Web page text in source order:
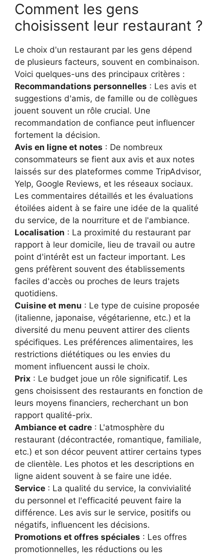
Comment les gens
choisissent leur restaurant ?
Le choix d'un restaurant par les gens dépend
de plusieurs facteurs, souvent en combinaison.
Voici quelques-uns des principaux critères :
Recommandations personnelles : Les avis et
suggestions d'amis, de famille ou de collègues
jouent souvent un rôle crucial. Une
recommandation de confiance peut influencer
fortement la décision.
Avis en ligne et notes : De nombreux
consommateurs se fient aux avis et aux notes
laissés sur des plateformes comme TripAdvisor,
Yelp, Google Reviews, et les réseaux sociaux.
Les commentaires détaillés et les évaluations
étoilées aident à se faire une idée de la qualité
du service, de la nourriture et de l'ambiance.
Localisation : La proximité du restaurant par
rapport à leur domicile, lieu de travail ou autre
point d'intérêt est un facteur important. Les
gens préfèrent souvent des établissements
faciles d'accès ou proches de leurs trajets
quotidiens.
Cuisine et menu : Le type de cuisine proposée
(italienne, japonaise, végétarienne, etc.) et la
diversité du menu peuvent attirer des clients
spécifiques. Les préférences alimentaires, les
restrictions diététiques ou les envies du
moment influencent aussi le choix.
Prix : Le budget joue un rôle significatif. Les
gens choisissent des restaurants en fonction de
leurs moyens financiers, recherchant un bon
rapport qualité-prix.
Ambiance et cadre : L'atmosphère du
restaurant (décontractée, romantique, familiale,
etc.) et son décor peuvent attirer certains types
de clientèle. Les photos et les descriptions en
ligne aident souvent à se faire une idée.
Service : La qualité du service, la convivialité
du personnel et l'efficacité peuvent faire la
différence. Les avis sur le service, positifs ou
négatifs, influencent les décisions.
Promotions et offres spéciales : Les offres
promotionnelles, les réductions ou les